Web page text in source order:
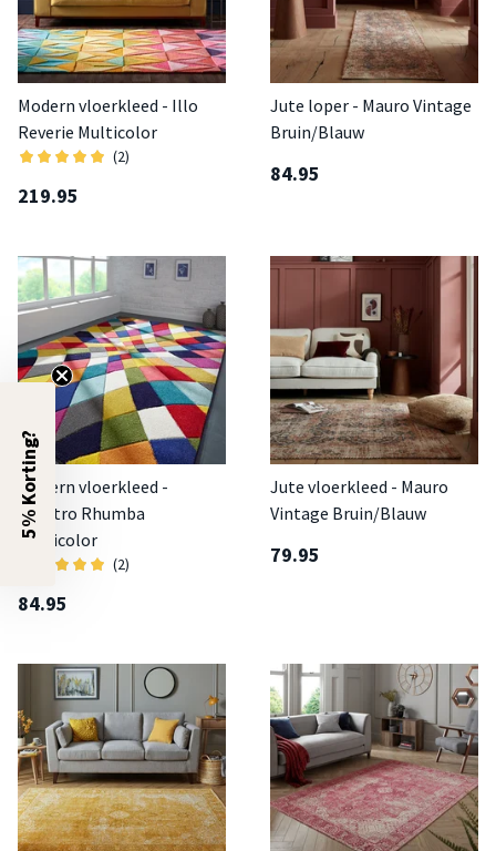
Modern vloerkleed - Illo
Reverie Multicolor
(2)
219.95
Jute loper - Mauro Vintage
Bruin/Blauw
84.95
Modern vloerkleed -
Spectro Rhumba
Multicolor
(2)
84.95
Jute vloerkleed - Mauro
Vintage Bruin/Blauw
79.95
5% Korting?